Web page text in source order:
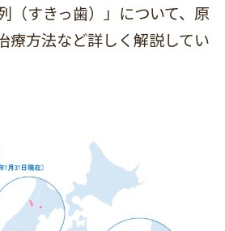
（すきっ歯）」について、原
療方法など詳しく解説してい